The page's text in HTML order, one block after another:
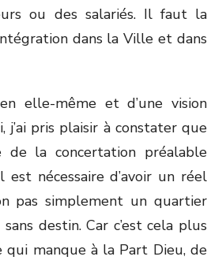
ou des salariés. Il faut la
dans la Ville et dans
elle-même et d’une vision
pris plaisir à constater que
de la concertation préalable
nécessaire d’avoir un réel
pas simplement un quartier
destin. Car c’est cela plus
manque à la Part Dieu, de